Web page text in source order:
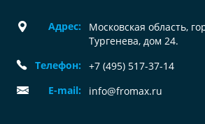
Адрес:
Московская область,
Тургенева, дом 24.
Телефон:
+7 (495) 517-37-14
E-mail:
info@fromax.ru